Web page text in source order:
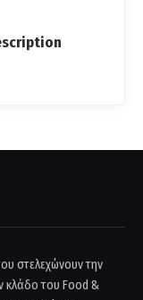
στελεχώνουν την
κλάδο του Food &